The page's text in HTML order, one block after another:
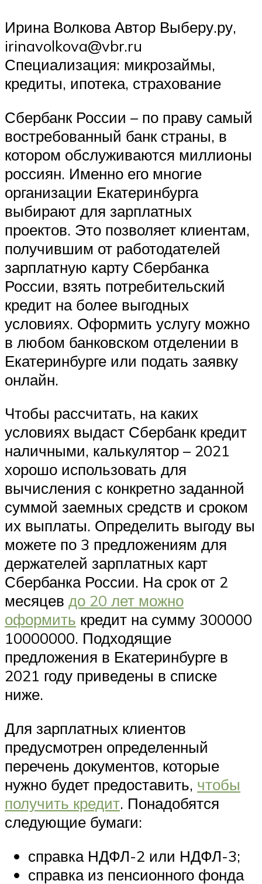
Ирина Волкова Автор Выберу.ру,
irinavolkova@vbr.ru
Специализация: микрозаймы,
кредиты, ипотека, страхование
Сбербанк России – по праву самый
востребованный банк страны, в
котором обслуживаются миллионы
россиян. Именно его многие
организации Екатеринбурга
выбирают для зарплатных
проектов. Это позволяет клиентам,
получившим от работодателей
зарплатную карту Сбербанка
России, взять потребительский
кредит на более выгодных
условиях. Оформить услугу можно
в любом банковском отделении в
Екатеринбурге или подать заявку
онлайн.
Чтобы рассчитать, на каких
условиях выдаст Сбербанк кредит
наличными, калькулятор – 2021
хорошо использовать для
вычисления с конкретно заданной
суммой заемных средств и сроком
их выплаты. Определить выгоду вы
можете по 3 предложениям для
держателей зарплатных карт
Сбербанка России. На срок от 2
месяцев до 20 лет можно
оформить кредит на сумму 300000
10000000. Подходящие
предложения в Екатеринбурге в
2021 году приведены в списке
ниже.
Для зарплатных клиентов
предусмотрен определенный
перечень документов, которые
нужно будет предоставить, чтобы
получить кредит. Понадобятся
следующие бумаги:
справка НДФЛ-2 или НДФЛ-3;
справка из пенсионного фонда